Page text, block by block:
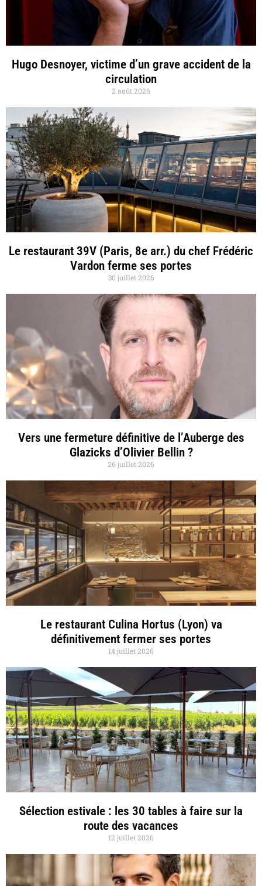
Hugo Desnoyer, victime d’un grave accident de la
circulation
2 août 2026
Le restaurant 39V (Paris, 8e arr.) du chef Frédéric
Vardon ferme ses portes
30 juillet 2026
Vers une fermeture définitive de l’Auberge des
Glazicks d’Olivier Bellin ?
26 juillet 2026
Le restaurant Culina Hortus (Lyon) va
définitivement fermer ses portes
14 juillet 2026
Sélection estivale : les 30 tables à faire sur la
route des vacances
12 juillet 2026